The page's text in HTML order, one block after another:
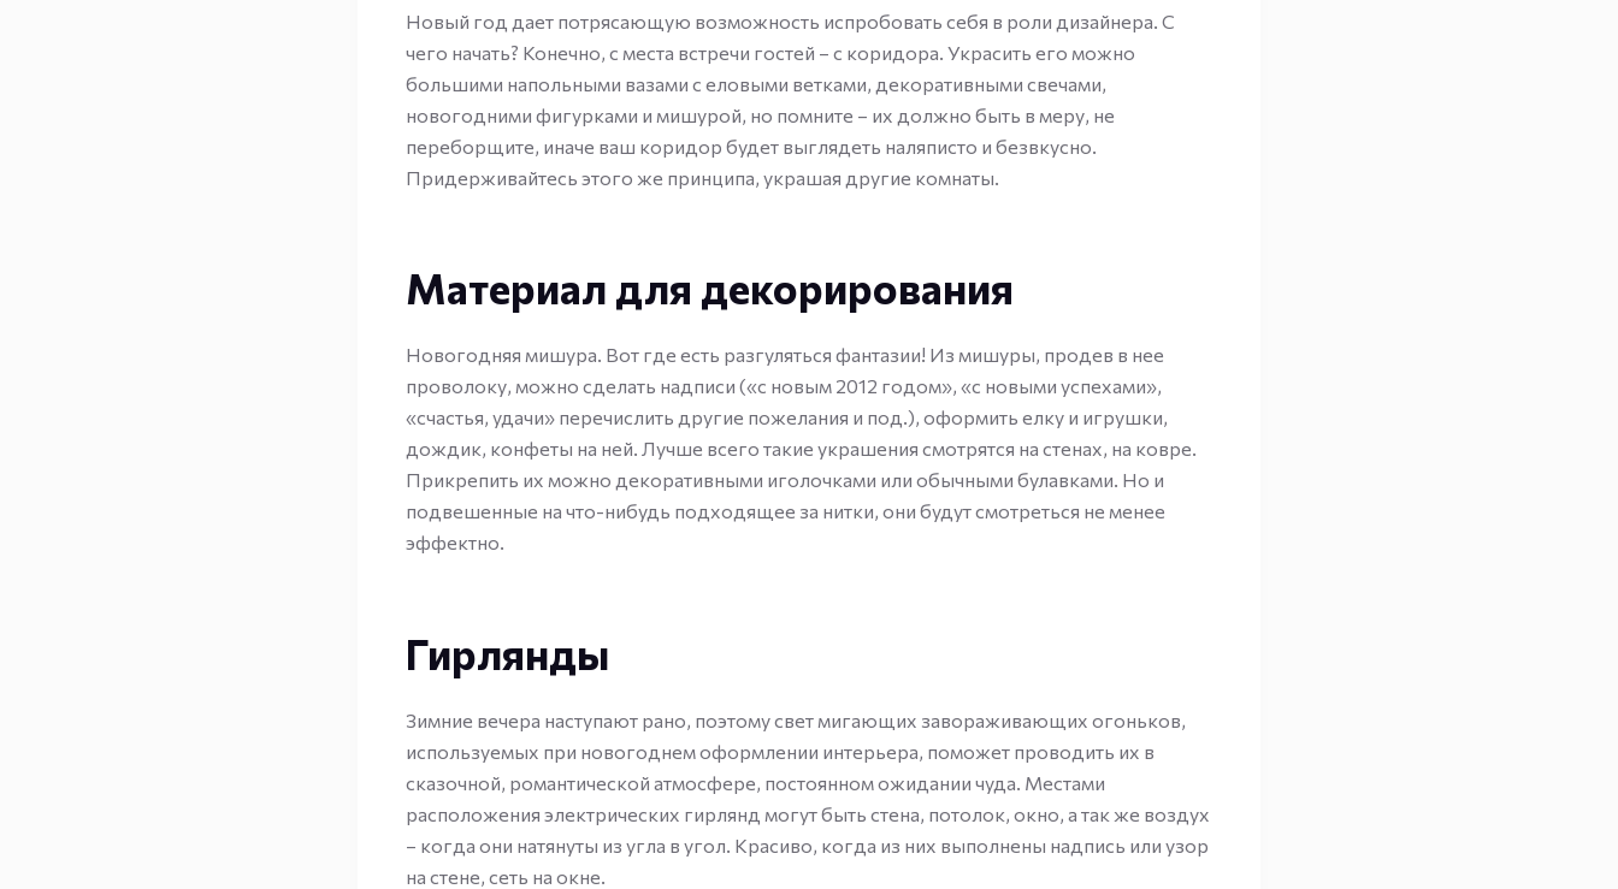
Новый год дает потрясающую возможность испробовать себя в роли дизайнера. С
чего начать? Конечно, с места встречи гостей – с коридора. Украсить его можно
большими напольными вазами с еловыми ветками, декоративными свечами,
новогодними фигурками и мишурой, но помните – их должно быть в меру, не
переборщите, иначе ваш коридор будет выглядеть наляписто и безвкусно.
Придерживайтесь этого же принципа, украшая другие комнаты.
Материал для декорирования
Новогодняя мишура. Вот где есть разгуляться фантазии! Из мишуры, продев в нее
проволоку, можно сделать надписи («с новым 2012 годом», «с новыми успехами»,
«счастья, удачи» перечислить другие пожелания и под.), оформить елку и игрушки,
дождик, конфеты на ней. Лучше всего такие украшения смотрятся на стенах, на ковре.
Прикрепить их можно декоративными иголочками или обычными булавками. Но и
подвешенные на что-нибудь подходящее за нитки, они будут смотреться не менее
эффектно.
Гирлянды
Зимние вечера наступают рано, поэтому свет мигающих завораживающих огоньков,
используемых при новогоднем оформлении интерьера, поможет проводить их в
сказочной, романтической атмосфере, постоянном ожидании чуда. Местами
расположения электрических гирлянд могут быть стена, потолок, окно, а так же воздух
– когда они натянуты из угла в угол. Красиво, когда из них выполнены надпись или узор
на стене, сеть на окне.